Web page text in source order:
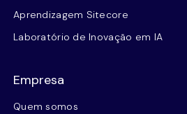
Aprendizagem Sitecore
Laboratório de Inovação em IA
Empresa
Quem somos